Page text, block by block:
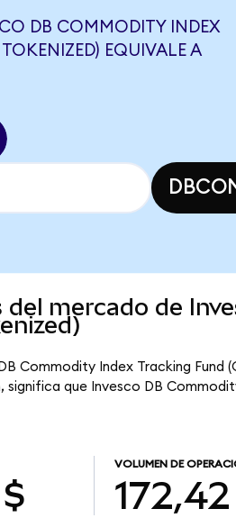
DB COMMODITY INDEX
EQUIVALE A
mercado de
Commodity Index Tracking Fund
significa que Invesco DB
VOLUMEN DE